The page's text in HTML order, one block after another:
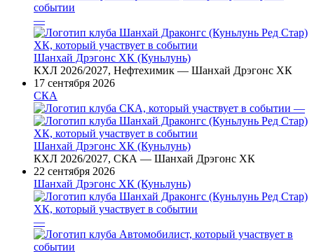
—
Шанхай Дрэгонс ХК (Куньлунь)
КХЛ 2026/2027, Нефтехимик — Шанхай Дрэгонс ХК
17 сентября 2026
СКА
—
Шанхай Дрэгонс ХК (Куньлунь)
КХЛ 2026/2027, СКА — Шанхай Дрэгонс ХК
22 сентября 2026
Шанхай Дрэгонс ХК (Куньлунь)
—